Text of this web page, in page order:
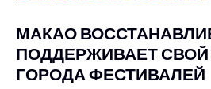
МАКАО
ПОДДЕРЖИВАЕТ СВОЙ
ГОРОДА ФЕСТИВАЛЕЙ